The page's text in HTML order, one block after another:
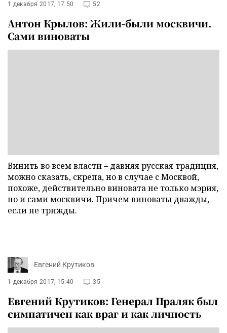
1 декабря 2017, 17:50 52
Антон Крылов: Жили-были москвичи.
Сами виноваты
Винить во всем власти – давняя русская традиция,
можно сказать, скрепа, но в случае с Москвой,
похоже, действительно виновата не только мэрия,
но и сами москвичи. Причем виноваты дважды,
если не трижды.
Евгений Крутиков
1 декабря 2017, 15:40 35
Евгений Крутиков: Генерал Праляк был
симпатичен как враг и как личность